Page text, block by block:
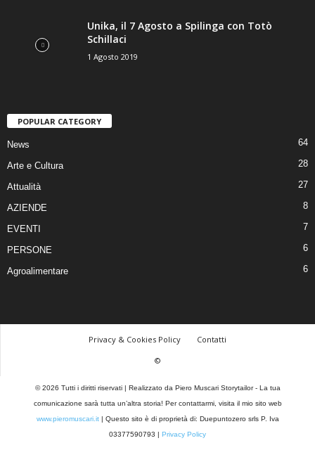
Unika, il 7 Agosto a Spilinga con Totò
Schillaci
1 Agosto 2019
POPULAR CATEGORY
News 64
Arte e Cultura 28
Attualità 27
AZIENDE 8
EVENTI 7
PERSONE 6
Agroalimentare 6
Privacy & Cookies Policy
Contatti
©
© 2026 Tutti i diritti riservati | Realizzato da Piero Muscari Storytailor - La tua
comunicazione sarà tutta un’altra storia! Per contattarmi, visita il mio sito web
www.pieromuscari.it| Questo sito è di proprietà di: Duepuntozero srls P. Iva
03377590793 | Privacy Policy